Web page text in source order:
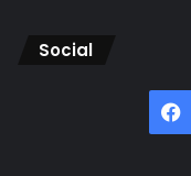
Social